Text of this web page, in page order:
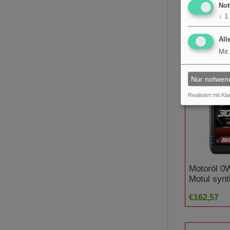
Motulc4
€30,24
Motoröl
Motul
Factory
€162,57
↓ 1
Mit
Nur
Realisiert mit